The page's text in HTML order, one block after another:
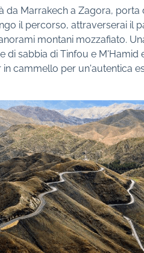
da Marrakech a Zagora, porta
il percorso, attraverserai il
montani mozzafiato.
di sabbia di Tinfou e M'Hamid
cammello per un'autentica